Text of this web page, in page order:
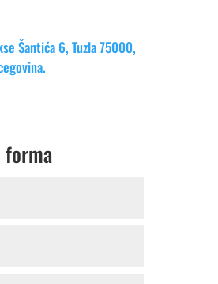
Šantića 6, Tuzla 75000,